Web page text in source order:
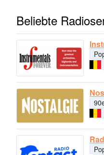
Beliebte